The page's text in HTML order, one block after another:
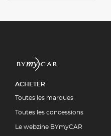
ACHETER
Toutes les marques
Toutes les concessions
Le webzine BYmyCAR